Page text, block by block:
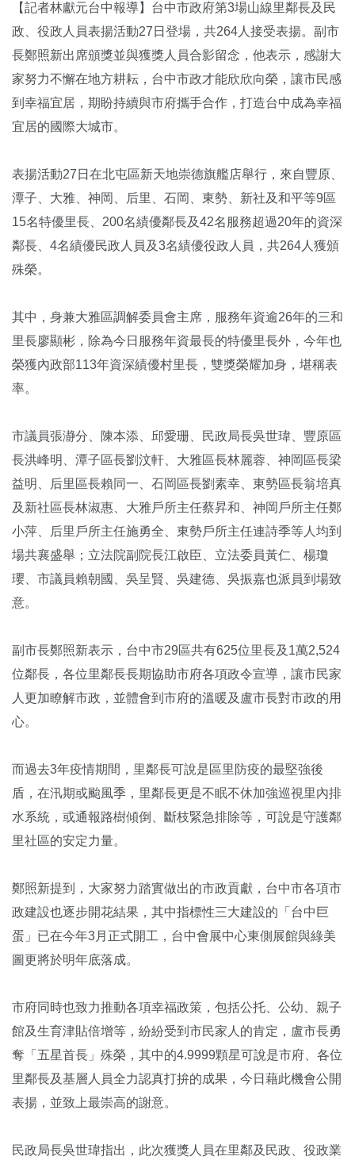
【記者林獻元台中報導】台中市政府第3場山線里鄰長及民
政、役政人員表揚活動27日登場，共264人接受表揚。副市
長鄭照新出席頒獎並與獲獎人員合影留念，他表示，感謝大
家努力不懈在地方耕耘，台中市政才能欣欣向榮，讓市民感
到幸福宜居，期盼持續與市府攜手合作，打造台中成為幸福
宜居的國際大城市。
表揚活動27日在北屯區新天地崇德旗艦店舉行，來自豐原、
潭子、大雅、神岡、后里、石岡、東勢、新社及和平等9區
15名特優里長、200名績優鄰長及42名服務超過20年的資深
鄰長、4名績優民政人員及3名績優役政人員，共264人獲頒
殊榮。
其中，身兼大雅區調解委員會主席，服務年資逾26年的三和
里長廖顯彬，除為今日服務年資最長的特優里長外，今年也
榮獲內政部113年資深績優村里長，雙獎榮耀加身，堪稱表
率。
市議員張瀞分、陳本添、邱愛珊、民政局長吳世瑋、豐原區
長洪峰明、潭子區長劉汶軒、大雅區長林麗蓉、神岡區長梁
益明、后里區長賴同一、石岡區長劉素幸、東勢區長翁培真
及新社區長林淑惠、大雅戶所主任蔡昇和、神岡戶所主任鄭
小萍、后里戶所主任施勇全、東勢戶所主任連詩季等人均到
場共襄盛舉；立法院副院長江啟臣、立法委員黃仁、楊瓊
瓔、市議員賴朝國、吳呈賢、吳建德、吳振嘉也派員到場致
意。
副市長鄭照新表示，台中市29區共有625位里長及1萬2,524
位鄰長，各位里鄰長長期協助市府各項政令宣導，讓市民家
人更加瞭解市政，並體會到市府的溫暖及盧市長對市政的用
心。
而過去3年疫情期間，里鄰長可說是區里防疫的最堅強後
盾，在汛期或颱風季，里鄰長更是不眠不休加強巡視里內排
水系統，或通報路樹傾倒、斷枝緊急排除等，可說是守護鄰
里社區的安定力量。
鄭照新提到，大家努力踏實做出的市政貢獻，台中市各項市
政建設也逐步開花結果，其中指標性三大建設的「台中巨
蛋」已在今年3月正式開工，台中會展中心東側展館與綠美
圖更將於明年底落成。
市府同時也致力推動各項幸福政策，包括公托、公幼、親子
館及生育津貼倍增等，紛紛受到市民家人的肯定，盧市長勇
奪「五星首長」殊榮，其中的4.9999顆星可說是市府、各位
里鄰長及基層人員全力認真打拚的成果，今日藉此機會公開
表揚，並致上最崇高的謝意。
民政局長吳世瑋指出，此次獲獎人員在里鄰及民政、役政業